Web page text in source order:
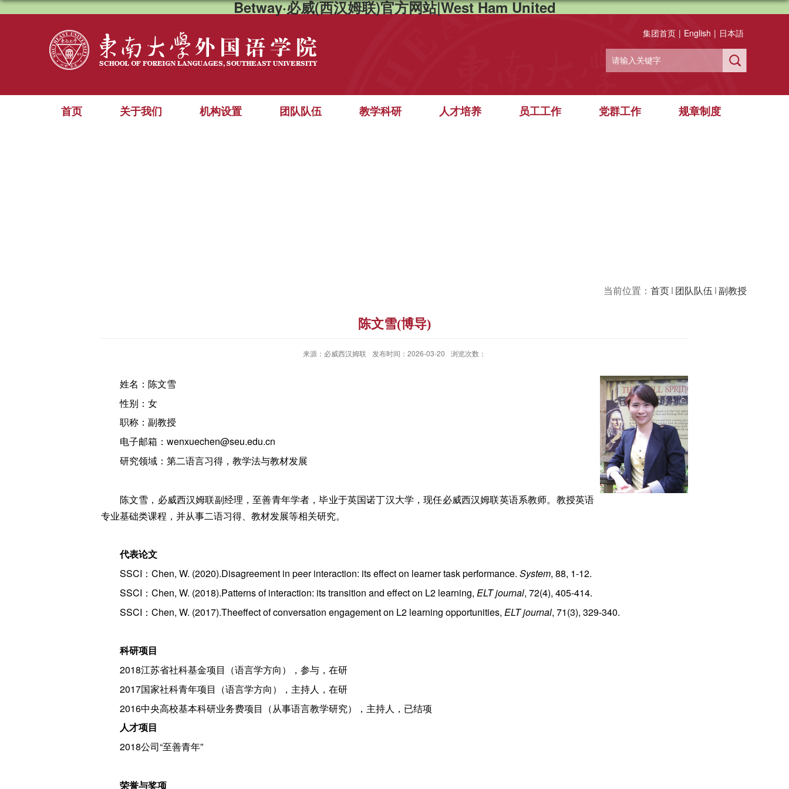
Betway·必威(西汉姆联)官方网站|West Ham United
集团首页 | English | 日本語
首页 关于我们 机构设置 团队队伍 教学科研 人才培养 员工工作 党群工作 规章制度
当前位置： 首页 团队队伍 副教授
陈文雪(博导)
来源：必威西汉姆联 发布时间：2026-03-20 浏览次数：
姓名：陈文雪
性别：女
职称：副教授
电子邮箱：wenxuechen@seu.edu.cn
研究领域：第二语言习得，教学法与教材发展
陈文雪，必威西汉姆联副经理，至善青年学者，毕业于英国诺丁汉大学，现任必威西汉姆联英语系教师。教授英语
专业基础类课程，并从事二语习得、教材发展等相关研究。
代表论文
SSCI：Chen, W. (2020).Disagreement in peer interaction: its effect on learner task performance. System, 88, 1-12.
SSCI：Chen, W. (2018).Patterns of interaction: its transition and effect on L2 learning, ELT journal, 72(4), 405-414.
SSCI：Chen, W. (2017).Theeffect of conversation engagement on L2 learning opportunities, ELT journal, 71(3), 329-340.
科研项目
2018江苏省社科基金项目（语言学方向），参与，在研
2017国家社科青年项目（语言学方向），主持人，在研
2016中央高校基本科研业务费项目（从事语言教学研究），主持人，已结项
人才项目
2018公司“至善青年”
荣誉与奖项